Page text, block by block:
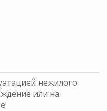
нежилого
или на